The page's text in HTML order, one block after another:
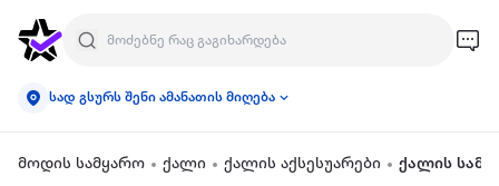
სად გსურს შენი ამანათის მიღება
მოდის სამყარო ქალი ქალის აქსესუარები ქალის